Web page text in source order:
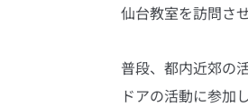
仙台教室を訪問さ
普段、都内近郊の
ドアの活動に参加